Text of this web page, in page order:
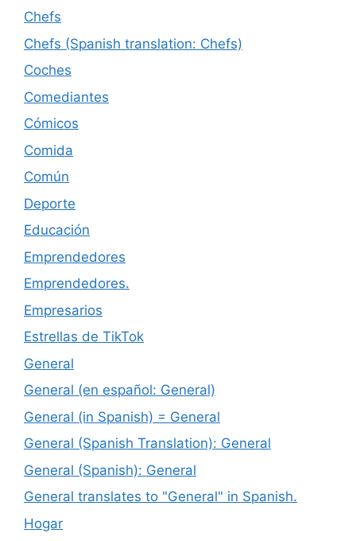
Chefs
Chefs (Spanish translation: Chefs)
Coches
Comediantes
Cómicos
Comida
Común
Deporte
Educación
Emprendedores
Emprendedores.
Empresarios
Estrellas de TikTok
General
General (en español: General)
General (in Spanish) = General
General (Spanish Translation): General
General (Spanish): General
General translates to "General" in Spanish.
Hogar